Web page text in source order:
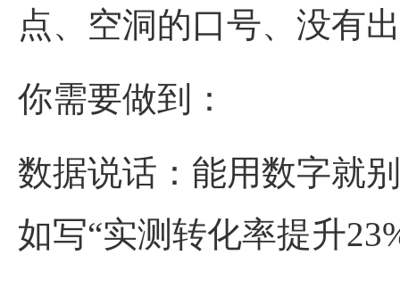
点、空洞的口号、没有
你需要做到：
数据说话：能用数字就
如写“实测转化率提升